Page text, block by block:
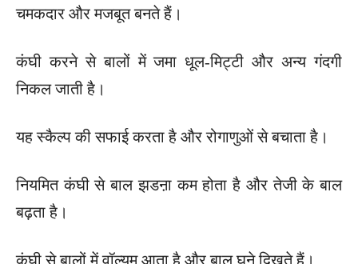
चमकदार और मजबूत बनते हैं।
कंघी करने से बालों में जमा धूल-मिट्टी और अन्य गंदगी
निकल जाती है।
यह स्कैल्प की सफाई करता है और रोगाणुओं से बचाता है।
नियमित कंघी से बाल झडऩा कम होता है और तेजी के बाल
बढ़ता है।
कंघी से बालों में वॉल्यूम आता है और बाल घने दिखते हैं।